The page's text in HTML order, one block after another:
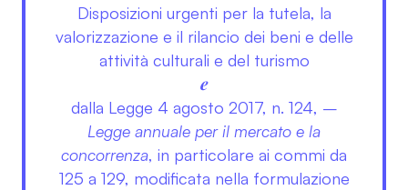
Disposizioni urgenti per la tutela, la
valorizzazione e il rilancio dei beni e delle
attività culturali e del turismo
e
dalla Legge 4 agosto 2017, n. 124, –
Legge annuale per il mercato e la
concorrenza, in particolare ai commi da
125 a 129, modificata nella formulazione